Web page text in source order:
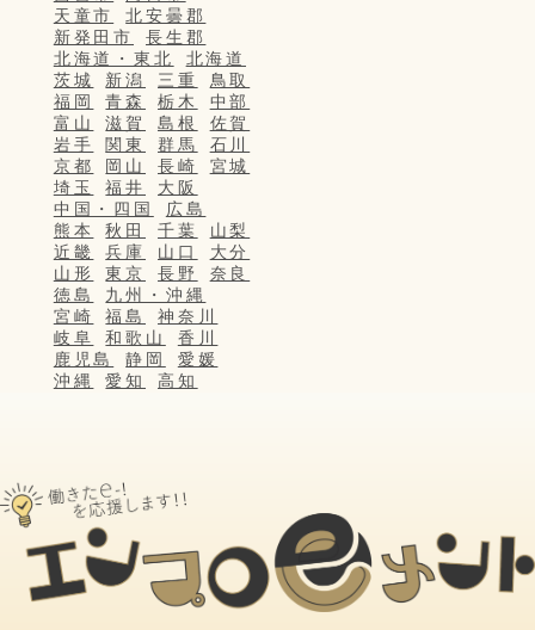
天童市
北安曇郡
新発田市
長生郡
北海道・東北
北海道
茨城
新潟 三重
鳥取
福岡
青森 栃木
中部
富山
滋賀 島根
佐賀
岩手
関東 群馬
石川
京都
岡山 長崎
宮城
埼玉
福井
大阪
中国・四国
広島
熊本
秋田 千葉
山梨
近畿
兵庫 山口
大分
山形
東京 長野
奈良
徳島
九州・沖縄
宮崎
福島
神奈川
岐阜
和歌山
香川
鹿児島
静岡
愛媛
沖縄
愛知 高知